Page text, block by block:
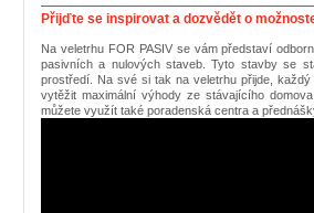
Přijďte se inspirovat a dozvědět o
Na veletrhu FOR PASIV se vám představí
pasivních a nulových staveb. Tyto stavby se
prostředí. Na své si tak na veletrhu přijde,
vytěžit maximální výhody ze stávajícího
můžete využít také poradenská centra a